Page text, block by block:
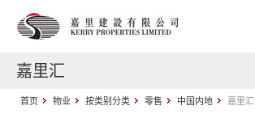
嘉里汇
首页 物业 按类别分类 零售 中国内地 嘉里汇